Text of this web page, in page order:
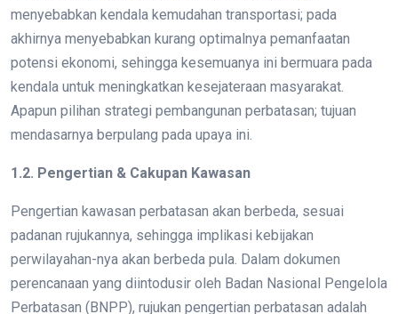
menyebabkan kendala kemudahan transportasi; pada
akhirnya menyebabkan kurang optimalnya pemanfaatan
potensi ekonomi, sehingga kesemuanya ini bermuara pada
kendala untuk meningkatkan kesejateraan masyarakat.
Apapun pilihan strategi pembangunan perbatasan; tujuan
mendasarnya berpulang pada upaya ini.
1.2. Pengertian & Cakupan Kawasan
Pengertian kawasan perbatasan akan berbeda, sesuai
padanan rujukannya, sehingga implikasi kebijakan
perwilayahan-nya akan berbeda pula. Dalam dokumen
perencanaan yang diintodusir oleh Badan Nasional Pengelola
Perbatasan (BNPP), rujukan pengertian perbatasan adalah